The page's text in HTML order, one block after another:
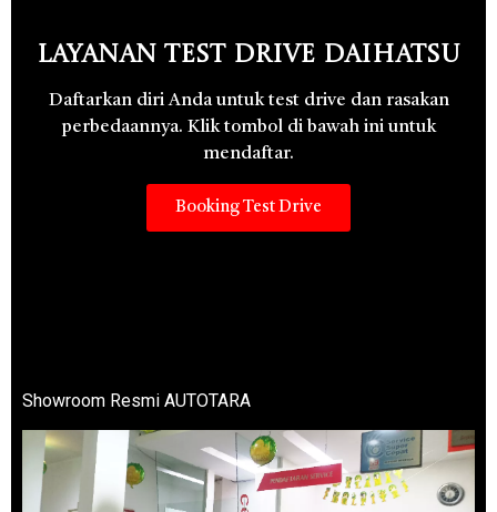
Layanan Test Drive Daihatsu
Daftarkan diri Anda untuk test drive dan rasakan
perbedaannya. Klik tombol di bawah ini untuk
mendaftar.
Booking Test Drive
Showroom Resmi AUTOTARA